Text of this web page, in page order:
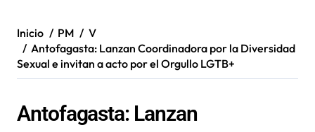
Inicio PM
V
Antofagasta: Lanzan Coordinadora por la Diversidad
Sexual e invitan a acto por el Orgullo LGTB+
Antofagasta: Lanzan